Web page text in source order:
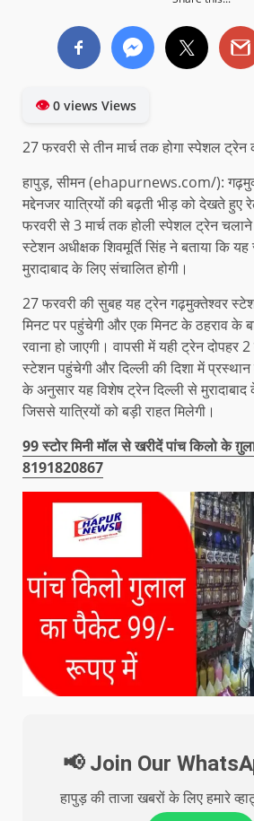
👁0 views Views
27 फरवरी से तीन मार्च तक होगा स्पेशल
हापुड़, सीमन (ehapurnews.com/):
मद्देनजर यात्रियों की बढ़ती भीड़ को देखते
फरवरी से 3 मार्च तक होली स्पेशल ट्रेन चलाने
स्टेशन अधीक्षक शिवमूर्ति सिंह ने बताया कि
मुरादाबाद के लिए संचालित होगी।
27 फरवरी की सुबह यह ट्रेन गढ़मुक्तेश्वर
मिनट पर पहुंचेगी और एक मिनट के ठहराव के
रवाना हो जाएगी। वापसी में यही ट्रेन
स्टेशन पहुंचेगी और दिल्ली की दिशा में
के अनुसार यह विशेष ट्रेन दिल्ली से मुरादाबाद
जिससे यात्रियों को बड़ी राहत मिलेगी।
99 स्टोर मिनी मॉल से खरीदें पांच किलो के
8191820867
📢 Join Our
हापुड़ की ताजा खबरों के लिए हमारे